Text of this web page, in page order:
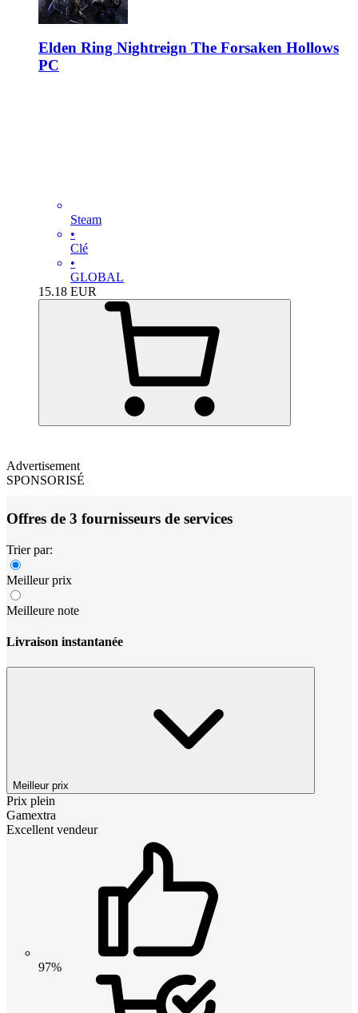
Elden Ring Nightreign The Forsaken Hollows
PC
Steam
•
Clé
•
GLOBAL
15.18 EUR
Advertisement
SPONSORISÉ
Offres de 3 fournisseurs de services
Trier par:
Meilleur prix
Meilleure note
Livraison instantanée
Meilleur prix
Prix plein
Gamextra
Excellent vendeur
97%